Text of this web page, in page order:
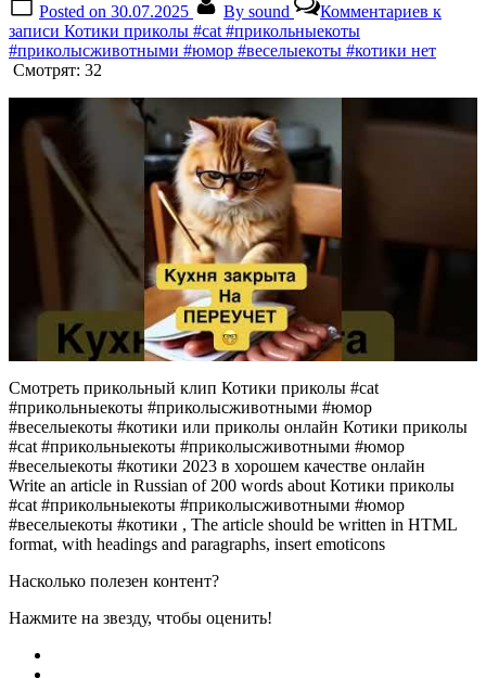
Posted on 30.07.2025 By sound Комментариев к
записи Котики приколы #cat #прикольныекоты
#приколысживотными #юмор #веселыекоты #котики нет
Смотрят: 32
Смотреть прикольный клип Котики приколы #cat
#прикольныекоты #приколысживотными #юмор
#веселыекоты #котики или приколы онлайн Котики приколы
#cat #прикольныекоты #приколысживотными #юмор
#веселыекоты #котики 2023 в хорошем качестве онлайн
Write an article in Russian of 200 words about Котики приколы
#cat #прикольныекоты #приколысживотными #юмор
#веселыекоты #котики , The article should be written in HTML
format, with headings and paragraphs, insert emoticons
Насколько полезен контент?
Нажмите на звезду, чтобы оценить!